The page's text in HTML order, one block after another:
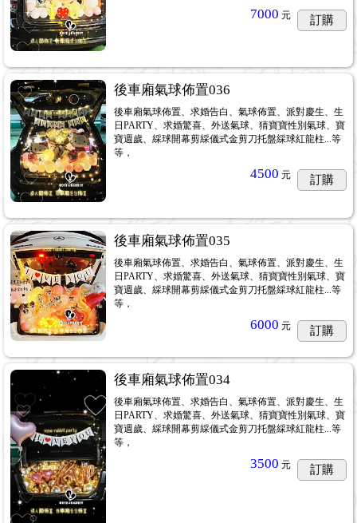
7000 元 訂購
後車廂氣球佈置036
後車廂氣球佈置、求婚告白、氣球佈置、派對慶生、生
日PARTY、求婚驚喜、外送氣球、猜寶寶性別氣球、寶
寶週歲、綵球開幕剪綵儀式金剪刀托盤綵球紅龍柱...等
等，
4500 元 訂購
後車廂氣球佈置035
後車廂氣球佈置、求婚告白、氣球佈置、派對慶生、生
日PARTY、求婚驚喜、外送氣球、猜寶寶性別氣球、寶
寶週歲、綵球開幕剪綵儀式金剪刀托盤綵球紅龍柱...等
等，
6000 元 訂購
後車廂氣球佈置034
後車廂氣球佈置、求婚告白、氣球佈置、派對慶生、生
日PARTY、求婚驚喜、外送氣球、猜寶寶性別氣球、寶
寶週歲、綵球開幕剪綵儀式金剪刀托盤綵球紅龍柱...等
等，
3500 元 訂購